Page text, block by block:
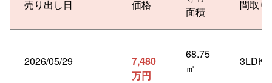
売り出し日 価格
面積
間取り
2026/05/29
7,480
万円
68.75
㎡
3LDK